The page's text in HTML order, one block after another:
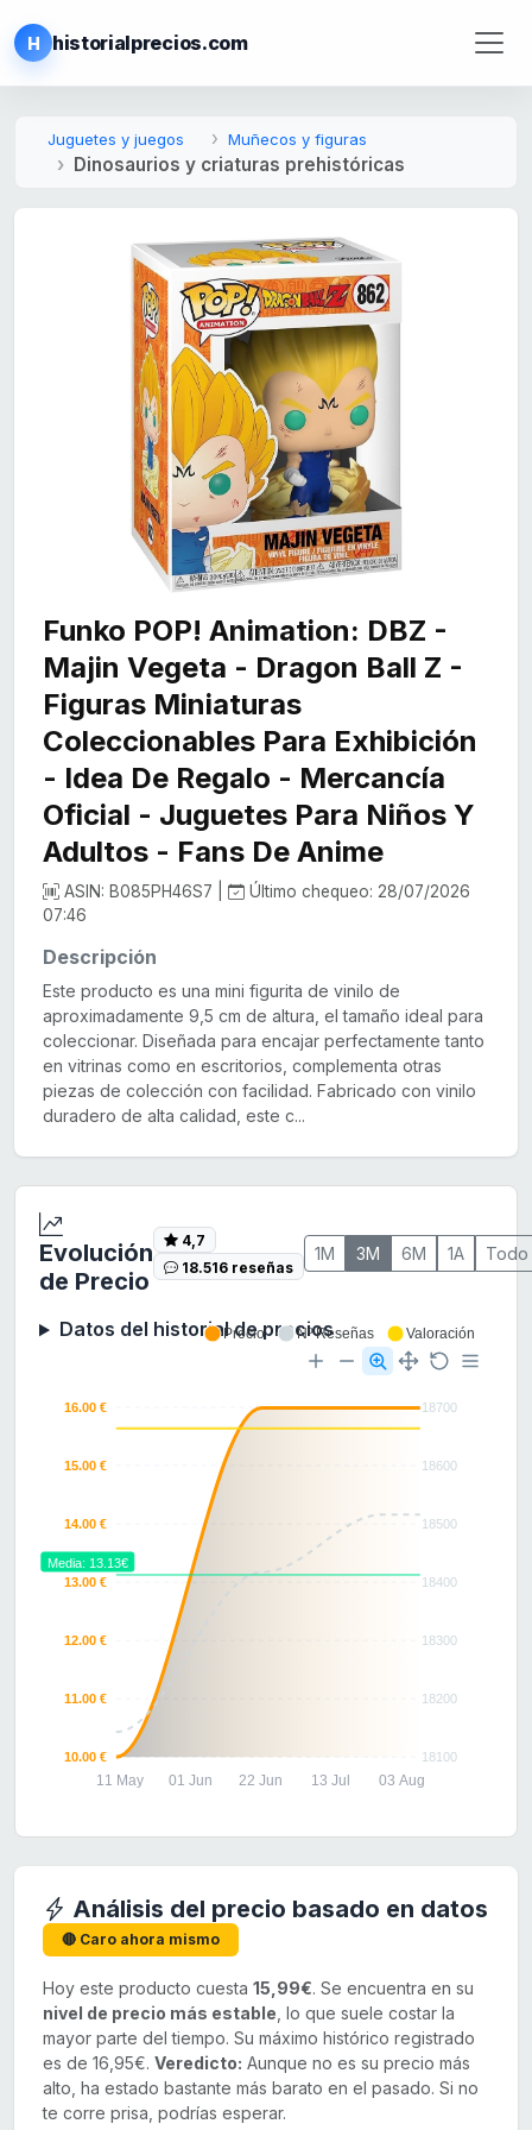
H historialprecios.com
Juguetes y juegos Muñecos y figuras
Dinosaurios y criaturas prehistóricas
Funko POP! Animation: DBZ -
Majin Vegeta - Dragon Ball Z -
Figuras Miniaturas
Coleccionables Para Exhibición
- Idea De Regalo - Mercancía
Oficial - Juguetes Para Niños Y
Adultos - Fans De Anime
ASIN: B085PH46S7 |
Último chequeo: 28/07/2026
07:46
Descripción
Este producto es una mini figurita de vinilo de
aproximadamente 9,5 cm de altura, el tamaño ideal para
coleccionar. Diseñada para encajar perfectamente tanto
en vitrinas como en escritorios, complementa otras
piezas de colección con facilidad. Fabricado con vinilo
duradero de alta calidad, este c...
Evolución
de Precio
4,7
18.516 reseñas
1M 3M 6M 1A Todo
Datos del historial de precios
18700
18600
18500
18400
18300
18200
18100
16.00 €
15.00 €
14.00 €
13.00 €
12.00 €
11.00 €
10.00 €
11 May 01 Jun 22 Jun 13 Jul 03 Aug
Media: 13.13€
Precio Nº Reseñas Valoración
Análisis del precio basado en datos
🔴 Caro ahora mismo
Hoy este producto cuesta 15,99€. Se encuentra en su
nivel de precio más estable , lo que suele costar la
mayor parte del tiempo. Su máximo histórico registrado
es de 16,95€. Veredicto: Aunque no es su precio más
alto, ha estado bastante más barato en el pasado. Si no
te corre prisa, podrías esperar.